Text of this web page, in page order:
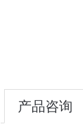
产品咨询